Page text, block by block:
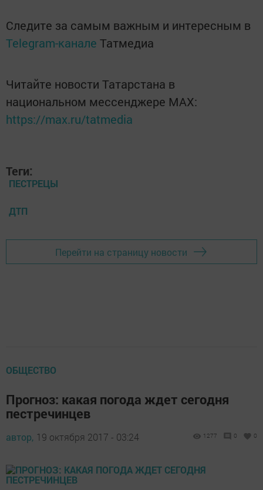
Следите за самым важным и интересным в
Telegram-канале Татмедиа
Читайте новости Татарстана в
национальном мессенджере MАХ:
https://max.ru/tatmedia
Теги:
ПЕСТРЕЦЫ
ДТП
Перейти на страницу новости
ОБЩЕСТВО
Прогноз: какая погода ждет сегодня
пестречинцев
автор, 19 октября 2017 - 03:24 1277 0 0